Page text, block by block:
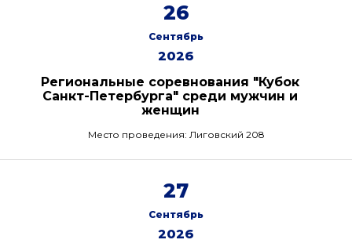
26
Сентябрь
2026
Региональные соревнования "Кубок
Санкт-Петербурга" среди мужчин и
женщин
Место проведения: Лиговский 208
27
Сентябрь
2026